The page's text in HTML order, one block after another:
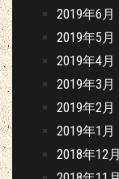
2019年6月
2019年5月
2019年4月
2019年3月
2019年2月
2019年1月
2018年12月